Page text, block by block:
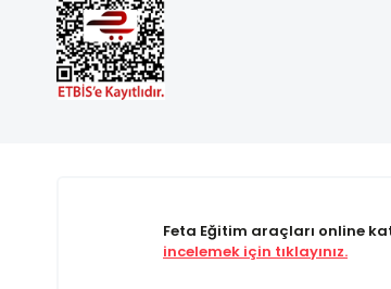
Feta Eğitim araçları online
incelemek için tıklayınız.